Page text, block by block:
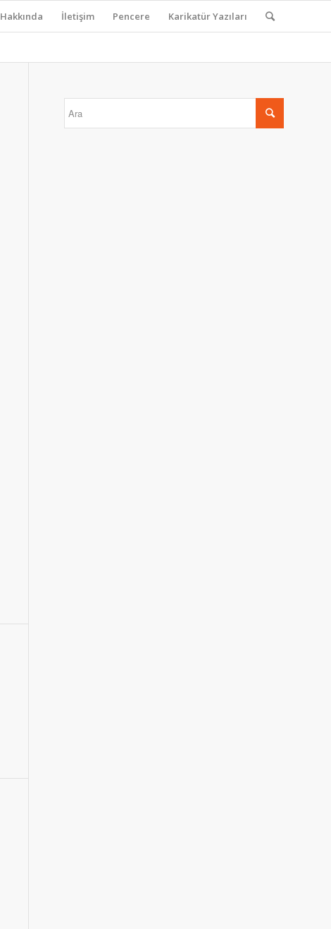
Hakkında İletişim Pencere Karikatür Yazıları